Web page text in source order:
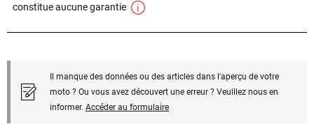
constitue aucune garantie
Il manque des données ou des articles dans l'aperçu de votre
moto ? Ou vous avez découvert une erreur ? Veuillez nous en
informer. Accéder au formulaire